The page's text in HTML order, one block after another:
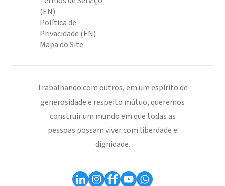
(EN)
Política de
Privacidade (EN)
Mapa do Site
Trabalhando com outros, em um espírito de
generosidade e respeito mútuo, queremos
construir um mundo em que todas as
pessoas possam viver com liberdade e
dignidade.